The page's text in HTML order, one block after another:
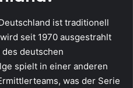
ist traditionell
seit 1970 ausgestrahlt
deutschen
spielt in einer anderen
was der Serie